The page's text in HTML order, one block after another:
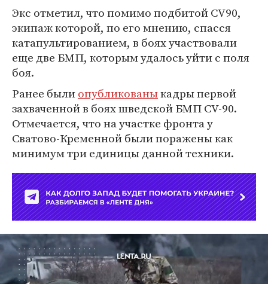
Экс отметил, что помимо подбитой CV90,
экипаж которой, по его мнению, спасся
катапультированием, в боях участвовали
еще две БМП, которым удалось уйти с поля
боя.
Ранее былиопубликованыкадры первой
захваченной в боях шведской БМП CV-90.
Отмечается, что на участке фронта у
Сватово-Кременной были поражены как
минимум три единицы данной техники.